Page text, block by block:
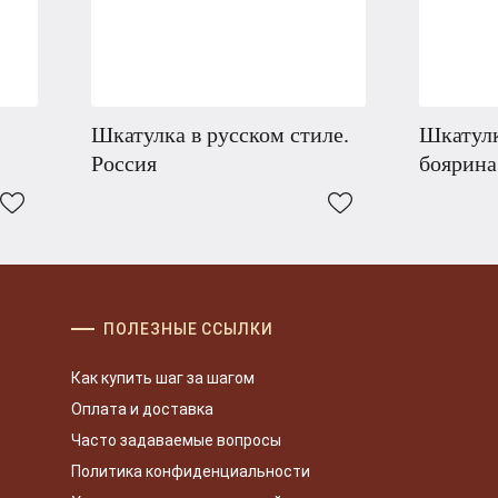
Шкатулка в русском стиле.
Россия
боярина
ПОЛЕЗНЫЕ ССЫЛКИ
Как купить шаг за шагом
Оплата и доставка
Часто задаваемые вопросы
Политика конфиденциальности